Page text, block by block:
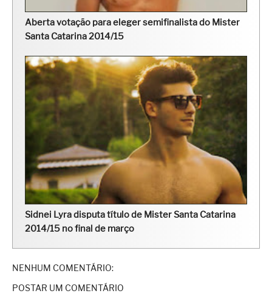
Aberta votação para eleger semifinalista do Mister
Santa Catarina 2014/15
Sidnei Lyra disputa título de Mister Santa Catarina
2014/15 no final de março
NENHUM COMENTÁRIO:
POSTAR UM COMENTÁRIO